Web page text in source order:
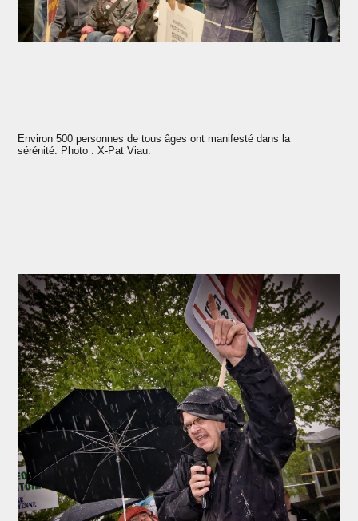
Environ 500 personnes de tous âges ont manifesté dans la
sérénité. Photo : X-Pat Viau.